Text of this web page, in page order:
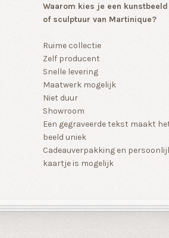
Waarom kies je een kunstbeeld
of sculptuur van Martinique?
Ruime collectie
Zelf producent
Snelle levering
Maatwerk mogelijk
Niet duur
Showroom
Een gegraveerde tekst maakt
beeld uniek
Cadeauverpakking en
kaartje is mogelijk